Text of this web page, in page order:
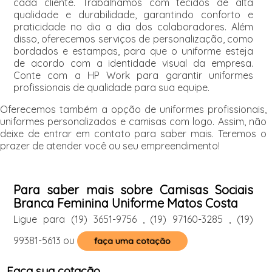
qualidade e durabilidade, garantindo conforto e
praticidade no dia a dia dos colaboradores. Além
disso, oferecemos serviços de personalização, como
bordados e estampas, para que o uniforme esteja
de acordo com a identidade visual da empresa.
Conte com a HP Work para garantir uniformes
profissionais de qualidade para sua equipe.
Oferecemos também a opção de uniformes profissionais,
uniformes personalizados e camisas com logo. Assim, não
deixe de entrar em contato para saber mais. Teremos o
prazer de atender você ou seu empreendimento!
Para saber mais sobre Camisas Sociais
Branca Feminina Uniforme Matos Costa
Ligue para (19) 3651-9756 (19) 97160-3285
(19)
99381-5613 ou faça uma cotação